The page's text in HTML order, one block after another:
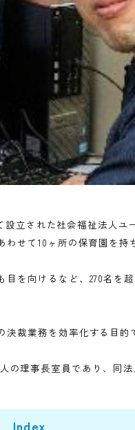
川あわせて10ヶ所の
にも目を向けるなど